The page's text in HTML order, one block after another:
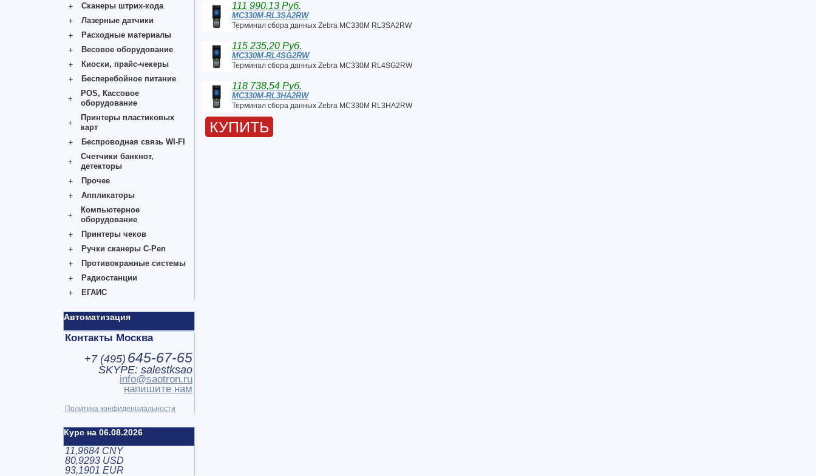
Сканеры штрих-кода
Лазерные датчики
Расходные материалы
Весовое оборудование
Киоски, прайс-чекеры
Бесперебойное питание
POS, Кассовое
оборудование
Принтеры пластиковых
карт
Беспроводная связь WI-FI
Счетчики банкнот,
детекторы
Прочее
Аппликаторы
Компьютерное
оборудование
Принтеры чеков
Ручки сканеры C-Pen
Противокражные системы
Радиостанции
ЕГАИС
Автоматизация
Контакты Москва
+7 (495) 645-67-65
SKYPE: salestksao
info@saotron.ru
напишите нам
Политика конфиденциальности
Курс на 06.08.2026
11,9684 CNY
80,9293 USD
93,1901 EUR
111 990,13 Руб.
MC330M-RL3SA2RW
Терминал сбора данных Zebra MC330M RL3SA2RW
115 235,20 Руб.
MC330M-RL4SG2RW
Терминал сбора данных Zebra MC330M RL4SG2RW
118 738,54 Руб.
MC330M-RL3HA2RW
Терминал сбора данных Zebra MC330M RL3HA2RW
КУПИТЬ